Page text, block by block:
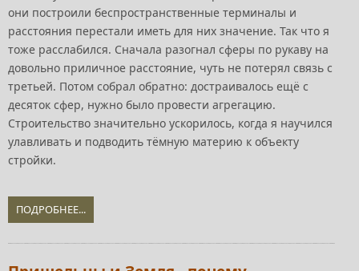
они построили беспространственные терминалы и
расстояния перестали иметь для них значение. Так что я
тоже расслабился. Сначала разогнал сферы по рукаву на
довольно приличное расстояние, чуть не потерял связь с
третьей. Потом собрал обратно: достраивалось ещё с
десяток сфер, нужно было провести агрегацию.
Строительство значительно ускорилось, когда я научился
улавливать и подводить тёмную материю к объекту
стройки.
ПОДРОБНЕЕ...